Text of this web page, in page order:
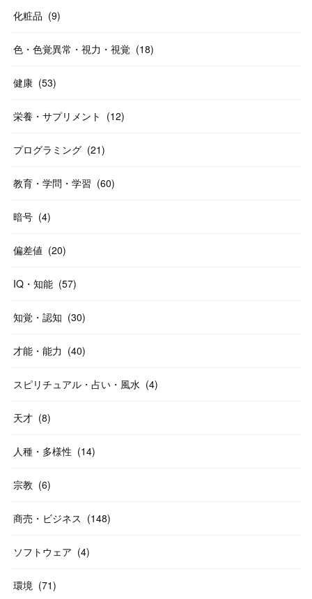
化粧品 (9)
色・色覚異常・視力・視覚 (18)
健康 (53)
栄養・サプリメント (12)
プログラミング (21)
教育・学問・学習 (60)
暗号 (4)
偏差値 (20)
IQ・知能 (57)
知覚・認知 (30)
才能・能力 (40)
スピリチュアル・占い・風水 (4)
天才 (8)
人種・多様性 (14)
宗教 (6)
商売・ビジネス (148)
ソフトウェア (4)
環境 (71)